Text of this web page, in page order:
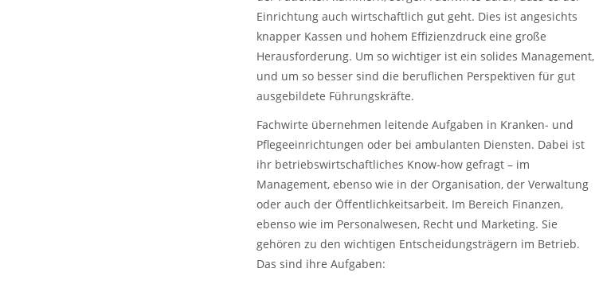
Einrichtung auch wirtschaftlich gut geht. Dies ist angesichts
knapper Kassen und hohem Effizienzdruck eine große
Herausforderung. Um so wichtiger ist ein solides Management,
und um so besser sind die beruflichen Perspektiven für gut
ausgebildete Führungskräfte.
Fachwirte übernehmen leitende Aufgaben in Kranken- und
Pflegeeinrichtungen oder bei ambulanten Diensten. Dabei ist
ihr betriebswirtschaftliches Know-how gefragt – im
Management, ebenso wie in der Organisation, der Verwaltung
oder auch der Öffentlichkeitsarbeit. Im Bereich Finanzen,
ebenso wie im Personalwesen, Recht und Marketing. Sie
gehören zu den wichtigen Entscheidungsträgern im Betrieb.
Das sind ihre Aufgaben: